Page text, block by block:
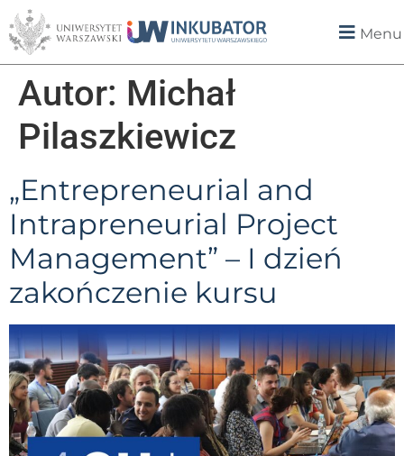
Menu
Autor: Michał
Pilaszkiewicz
„Entrepreneurial and
Intrapreneurial Project
Management” – I dzień
zakończenie kursu